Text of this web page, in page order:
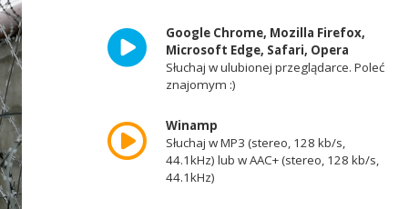
Google Chrome, Mozilla Firefox,
Microsoft Edge, Safari, Opera
Słuchaj w ulubionej przeglądarce. Poleć
znajomym :)
Winamp
Słuchaj w MP3 (stereo, 128 kb/s,
44.1kHz) lub w AAC+ (stereo, 128 kb/s,
44.1kHz)